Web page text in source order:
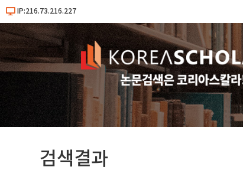
IP:216.73.216.227
검색결과